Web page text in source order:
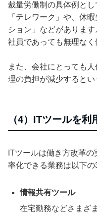
裁量労働制の具体例と
「テレワーク」や、休
ション」などがありま
社員であっても無理なく
また、会社にとっても
理の負担が減少するとい
（4）ITツールを
ITツールは働き方改革
率化できる業務は以下の
情報共有ツール
在宅勤務などさまざ